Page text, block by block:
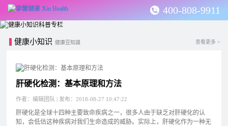
400-808-9911
健康小知识 健康豆知識 查看更多 >
肝硬化检测：基本原理和方法
作者：编辑团队 | 发布：2018-08-27 10:47:22
肝硬化是全球十四种主要致命疾病之一，很多人由于缺乏对肝硬化的认
知，会低估这种疾病对我们生命造成的威胁。实际上，肝硬化作为一种无